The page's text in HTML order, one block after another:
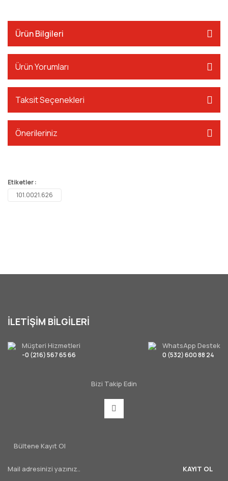
Ürün Bilgileri
Ürün Yorumları
Taksit Seçenekleri
Önerileriniz
Etiketler :
101.0021.626
İLETİŞİM BİLGİLERİ
Müşteri Hizmetleri
-0 (216) 567 65 66
WhatsApp Destek
0 (532) 600 88 24
Bizi Takip Edin
Bültene Kayıt Ol
KAYIT OL